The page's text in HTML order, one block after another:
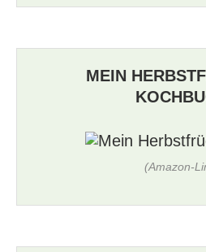
MEIN
(Amazon-